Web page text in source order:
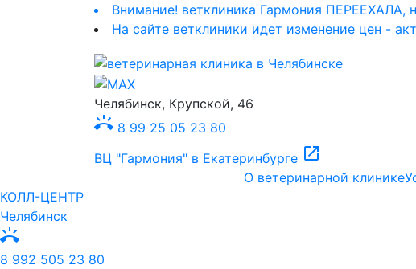
Внимание! ветклиника Гармония ПЕРЕЕХАЛА,
На сайте ветклиники идет изменение цен -
Челябинск, Крупской, 46
ring_volume 8 99 25 05 23 80
ВЦ "Гармония" в Екатеринбурге open_in_new
О ветеринарной клинике
КОЛЛ-ЦЕНТР
Челябинск
ring_volume
8 992 505 23 80